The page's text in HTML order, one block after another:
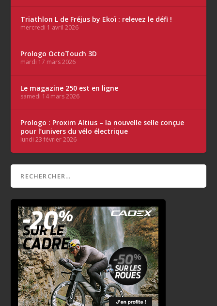
Triathlon L de Fréjus by Ekoï : relevez le défi !
mercredi 1 avril 2026
Prologo OctoTouch 3D
mardi 17 mars 2026
Le magazine 250 est en ligne
samedi 14 mars 2026
Prologo : Proxim Altius – la nouvelle selle conçue
pour l’univers du vélo électrique
lundi 23 février 2026